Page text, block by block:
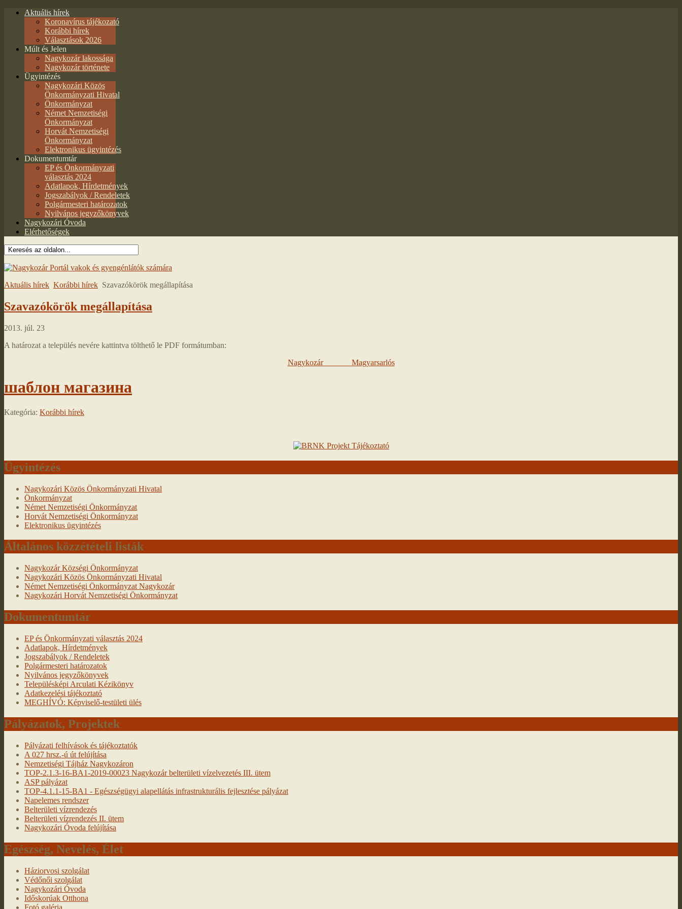
Aktuális hírek
Koronavírus tájékozató
Korábbi hírek
Választások 2026
Múlt és Jelen
Nagykozár lakossága
Nagykozár története
Ügyintézés
Nagykozári Közös
Önkormányzati Hivatal
Önkormányzat
Német Nemzetiségi
Önkormányzat
Horvát Nemzetiségi
Önkormányzat
Elektronikus ügyintézés
Dokumentumtár
EP és Önkormányzati
választás 2024
Adatlapok, Hírdetmények
Jogszabályok / Rendeletek
Polgármesteri határozatok
Nyilvános jegyzőkönyvek
Nagykozári Óvoda
Elérhetőségek
Aktuális hírek Korábbi hírek Szavazókörök megállapítása
Szavazókörök megállapítása
2013. júl. 23
A határozat a település nevére kattintva tölthető le PDF formátumban:
Nagykozár Magyarsarlós
шаблон магазина
Kategória: Korábbi hírek
Ügyintézés
Nagykozári Közös Önkormányzati Hivatal
Önkormányzat
Német Nemzetiségi Önkormányzat
Horvát Nemzetiségi Önkormányzat
Elektronikus ügyintézés
Általános közzétételi listák
Nagykozár Községi Önkormányzat
Nagykozári Közös Önkormányzati Hivatal
Német Nemzetiségi Önkormányzat Nagykozár
Nagykozári Horvát Nemzetiségi Önkormányzat
Dokumentumtár
EP és Önkormányzati választás 2024
Adatlapok, Hírdetmények
Jogszabályok / Rendeletek
Polgármesteri határozatok
Nyilvános jegyzőkönyvek
Településképi Arculati Kézikönyv
Adatkezelési tájékoztató
MEGHÍVÓ: Képviselő-testületi ülés
Pályázatok, Projektek
Pályázati felhívások és tájékoztatók
A 027 hrsz.-ú út felújítása
Nemzetiségi Tájház Nagykozáron
TOP-2.1.3-16-BA1-2019-00023 Nagykozár belterületi vízelvezetés III. ütem
ASP pályázat
TOP-4.1.1-15-BA1 - Egészségügyi alapellátás infrastrukturális fejlesztése pályázat
Napelemes rendszer
Belterületi vízrendezés
Belterületi vízrendezés II. ütem
Nagykozári Óvoda felújítása
Egészség, Nevelés, Élet
Háziorvosi szolgálat
Védőnői szolgálat
Nagykozári Óvoda
Időskorúak Otthona
Fotó galéria